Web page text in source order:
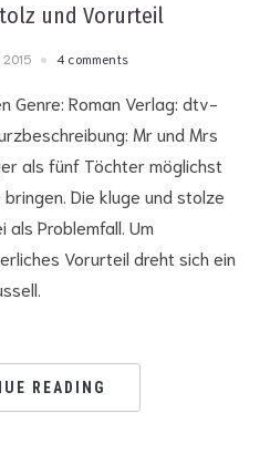
und Vorurteil
4 comments
Genre: Roman Verlag: dtv-
Mr und Mrs
als fünf Töchter möglichst
Die kluge und stolze
Problemfall. Um
Vorurteil dreht sich ein
READING